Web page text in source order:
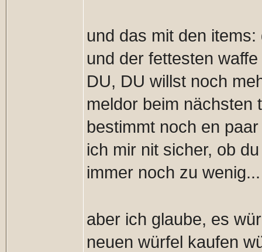
und das mit den
und der fettesten
DU, DU willst noch
meldor beim nächsten
bestimmt noch en
ich mir nit sicher, ob
immer noch zu
aber ich glaube, es
neuen würfel kaufen